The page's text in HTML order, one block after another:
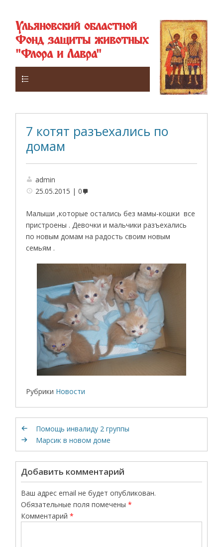
Ульяновский областной
Фонд защиты животных
"Флора и Лавра"
7 котят разъехались по
домам
admin
25.05.2015
0
Малыши ,которые остались без мамы-кошки все
пристроены . Девочки и мальчики разъехались
по новым домам на радость своим новым
семьям .
Рубрики Новости
Помощь инвалиду 2 группы
Марсик в новом доме
Добавить комментарий
Ваш адрес email не будет опубликован.
Обязательные поля помечены*
Комментарий*